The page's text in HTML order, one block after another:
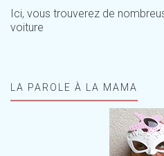
Ici, vous trouverez de
voiture
LA PAROLE À LA MAMA